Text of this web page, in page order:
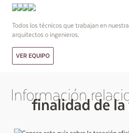
Todos los técnicos que trabajan en
arquitectos o ingenieros.
VER EQUIPO
Información
finalidad de